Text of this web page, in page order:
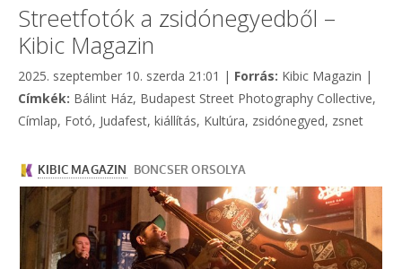
Streetfotók a zsidónegyedből –
Kibic Magazin
2025. szeptember 10. szerda 21:01 | Forrás: Kategória
Kibic Magazin |
Címkék: Címkék
Bálint Ház, Budapest Street Photography Collective,
Címlap, Fotó, Judafest, kiállítás, Kultúra, zsidónegyed, zsnet